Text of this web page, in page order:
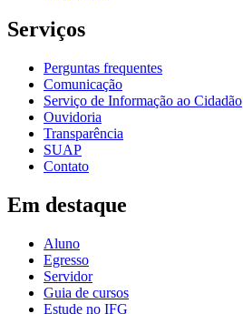
Serviços
Perguntas frequentes
Comunicação
Serviço de Informação ao Cidadão
Ouvidoria
Transparência
SUAP
Contato
Em destaque
Aluno
Egresso
Servidor
Guia de cursos
Estude no IFG